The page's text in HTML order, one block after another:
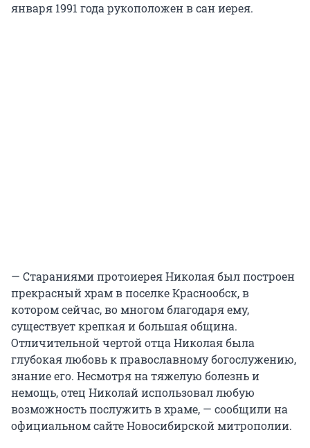
января 1991 года рукоположен в сан иерея.
— Стараниями протоиерея Николая был построен
прекрасный храм в поселке Краснообск, в
котором сейчас, во многом благодаря ему,
существует крепкая и большая община.
Отличительной чертой отца Николая была
глубокая любовь к православному богослужению,
знание его. Несмотря на тяжелую болезнь и
немощь, отец Николай использовал любую
возможность послужить в храме, — сообщили на
официальном сайте Новосибирской митрополии.